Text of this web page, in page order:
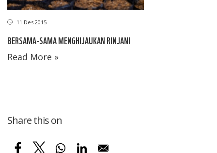
11 Des 2015
BERSAMA-SAMA MENGHIJAUKAN RINJANI
Read More »
Share this on